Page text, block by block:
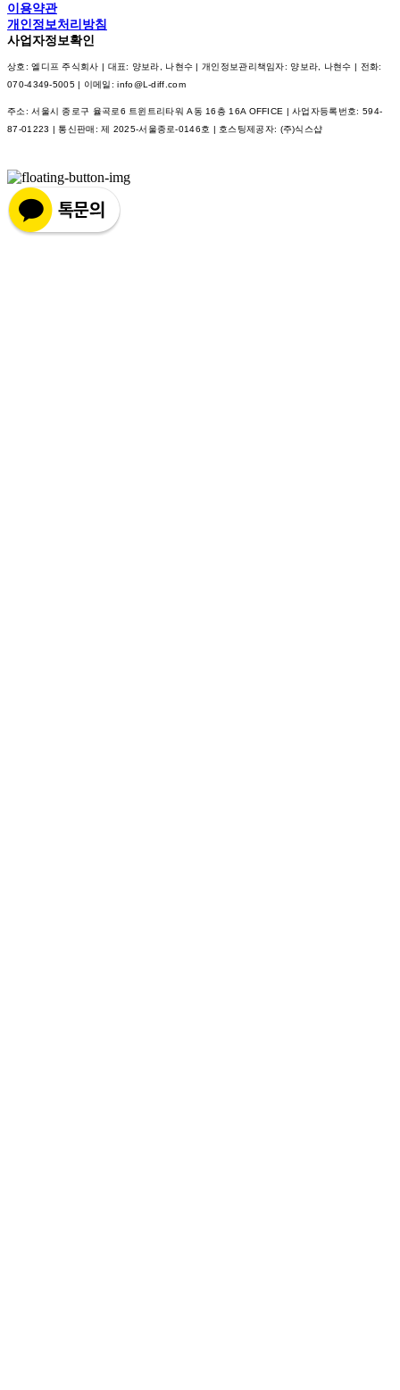
이용약관
개인정보처리방침
사업자정보확인
상호: 엘디프 주식회사 | 대표: 양보라, 나현수 | 개인정보관리책임자: 양보라, 나현수 | 전화:
070-4349-5005 | 이메일: info@L-diff.com
주소: 서울시 종로구 율곡로6 트윈트리타워 A동 16층 16A OFFICE | 사업자등록번호: 594-
87-01223 | 통신판매:제 2025-서울종로-0146호 | 호스팅제공자: (주)식스샵